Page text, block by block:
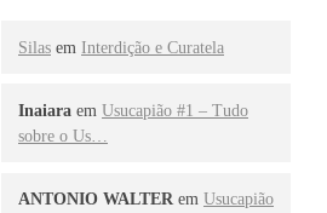
Silas em Interdição e Curatela
Inaiara em Usucapião #1 – Tudo
sobre o Us…
ANTONIO WALTER em Usucapião